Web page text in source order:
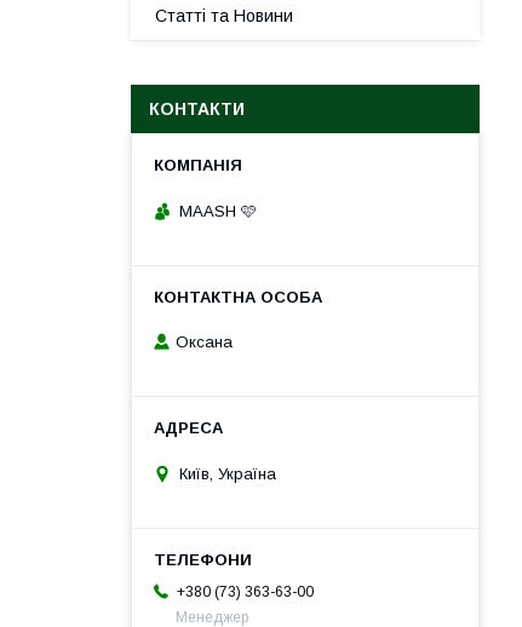
Статті та Новини
КОНТАКТИ
MAASH 🩷
Оксана
Київ, Україна
+380 (73) 363-63-00
Менеджер